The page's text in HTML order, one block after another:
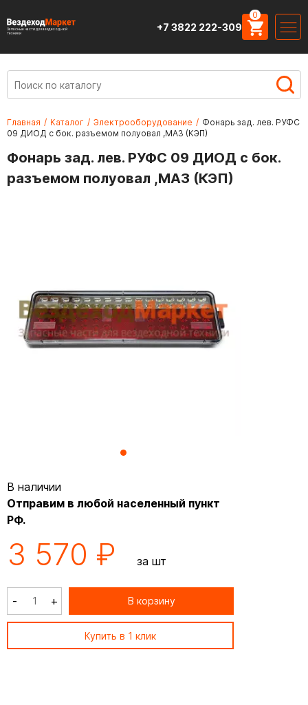
Запасные части для вездеходной
техники
+7 3822 222-309
0
Главная / Каталог / Электрооборудование / Фонарь зад. лев. РУФС
09 ДИОД с бок. разъемом полуовал ,МАЗ (КЭП)
Фонарь зад. лев. РУФС 09 ДИОД с бок.
разъемом полуовал ,МАЗ (КЭП)
В наличии
Отправим в любой населенный пункт
РФ.
3 570 ₽ за шт
- + В корзину
Купить в 1 клик